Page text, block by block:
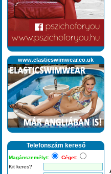
www.elasticswimwear.co.uk
Telefonszám kereső
Magánszemélyt:
Céget:
Kit keres?